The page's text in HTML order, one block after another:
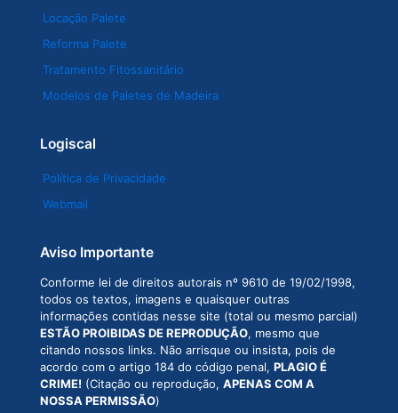
Locação Palete
Reforma Palete
Tratamento Fitossanitário
Modelos de Paletes de Madeira
Logiscal
Política de Privacidade
Webmail
Aviso Importante
Conforme lei de direitos autorais nº 9610 de 19/02/1998,
todos os textos, imagens e quaisquer outras
informações contidas nesse site (total ou mesmo parcial)
ESTÃO PROIBIDAS DE REPRODUÇÃO, mesmo que
citando nossos links. Não arrisque ou insista, pois de
acordo com o artigo 184 do código penal, PLAGIO É
CRIME! (Citação ou reprodução, APENAS COM A
NOSSA PERMISSÃO)